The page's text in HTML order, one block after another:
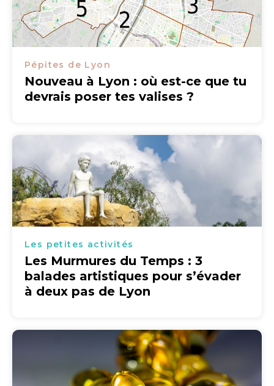
Pépites de Lyon
Nouveau à Lyon : où est-ce que tu
devrais poser tes valises ?
Les petites activités
Les Murmures du Temps : 3
balades artistiques pour s’évader
à deux pas de Lyon